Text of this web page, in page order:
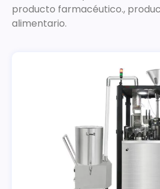
producto farmacéutico.,
alimentario.